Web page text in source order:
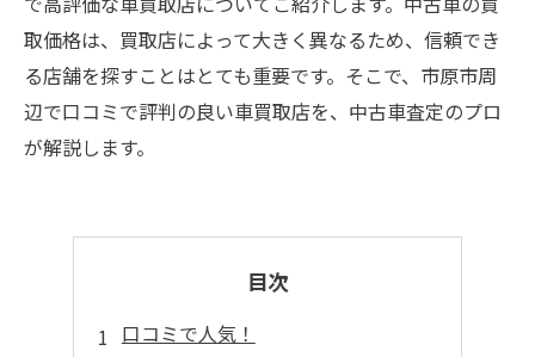
取価格は、買取店によって大きく異なるため、信頼でき
る店舗を探すことはとても重要です。そこで、市原市周
辺で口コミで評判の良い車買取店を、中古車査定のプロ
が解説します。
目次
口コミで人気！